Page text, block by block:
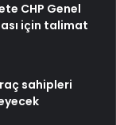
CHP Genel
için talimat
sahipleri